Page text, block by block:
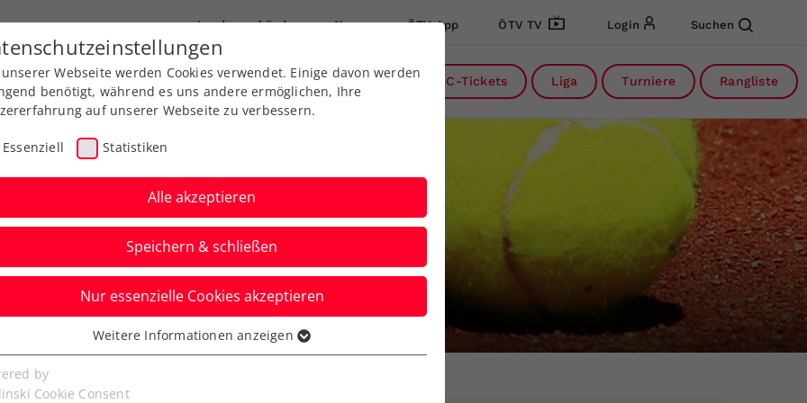
Landesverbände News ÖTV App ÖTV TV Login Suchen
Ausbildung Services Über uns DC-Tickets Liga Turniere Rangliste
Aktuelle News
Webseite werden Cookies verwendet. Einige davon werden
benötigt, während es uns andere ermöglichen, Ihre
auf unserer Webseite zu verbessern.
Essenziell Statistiken
Alle akzeptieren
Speichern & schließen
Nur essenzielle Cookies akzeptieren
Cookies werden für grundlegende Funktionen der
benötigt. Dadurch ist gewährleistet, dass die Webseite
Weitere Informationen anzeigen
by
Cookie Consent